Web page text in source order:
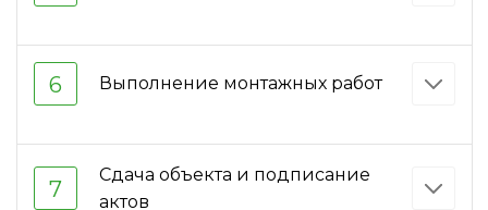
6 Выполнение монтажных работ
7
Сдача объекта и подписание
актов